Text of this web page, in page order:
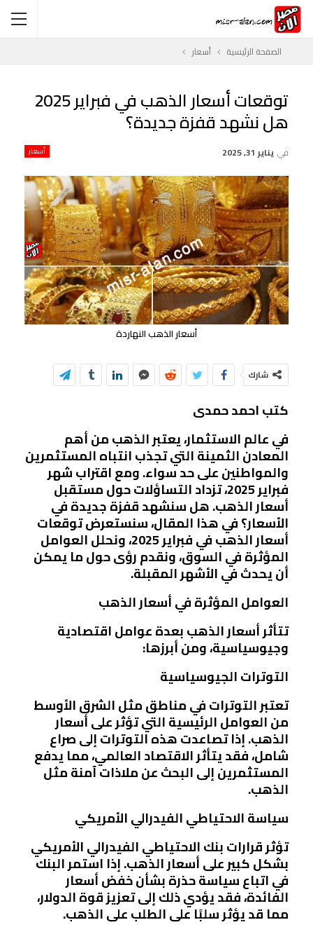
الصفحة الرئيسية أسعار
توقعات أسعار الذهب في فبراير 2025
هل نشهد قفزة جديدة؟
أسعار في يناير 31, 2025
أسعار الذهب النهاردة
شارك
كتب احمد حمدى
في عالم الاستثمار، يعتبر الذهب من أهم
المعادن الثمينة التي تجذب انتباه المستثمرين
والمواطنين على حد سواء. ومع اقتراب شهر
فبراير 2025، تزداد التساؤلات حول مستقبل
أسعار الذهب. هل سنشهد قفزة جديدة في
الأسعار؟ في هذا المقال، سنستعرض توقعات
أسعار الذهب في فبراير 2025، ونحلل العوامل
المؤثرة في السوق، ونقدم رؤى حول ما يمكن
أن يحدث في الأشهر المقبلة.
العوامل المؤثرة في أسعار الذهب
تتأثر أسعار الذهب بعدة عوامل اقتصادية
وجيوسياسية، ومن أبرزها:
التوترات الجيوسياسية
تعتبر التوترات في مناطق مثل الشرق الأوسط
من العوامل الرئيسية التي تؤثر على أسعار
الذهب. إذا تصاعدت هذه التوترات إلى صراع
شامل، فقد يتأثر الاقتصاد العالمي، مما يدفع
المستثمرين إلى البحث عن ملاذات آمنة مثل
الذهب.
سياسة الاحتياطي الفيدرالي الأمريكي
تؤثر قرارات بنك الاحتياطي الفيدرالي الأمريكي
بشكل كبير على أسعار الذهب. إذا استمر البنك
في اتباع سياسة حذرة بشأن خفض أسعار
الفائدة، فقد يؤدي ذلك إلى تعزيز قوة الدولار،
مما قد يؤثر سلبًا على الطلب على الذهب.